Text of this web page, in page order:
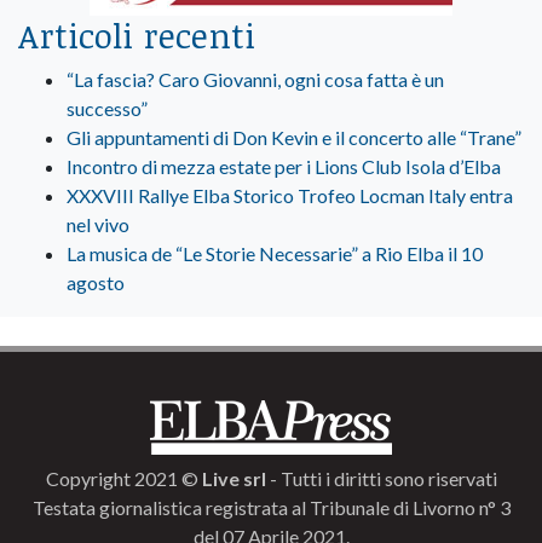
Articoli recenti
“La fascia? Caro Giovanni, ogni cosa fatta è un
successo”
Gli appuntamenti di Don Kevin e il concerto alle “Trane”
Incontro di mezza estate per i Lions Club Isola d’Elba
XXXVIII Rallye Elba Storico Trofeo Locman Italy entra
nel vivo
La musica de “Le Storie Necessarie” a Rio Elba il 10
agosto
Copyright 2021 © Live srl - Tutti i diritti sono riservati
Testata giornalistica registrata al Tribunale di Livorno n° 3
del 07 Aprile 2021.